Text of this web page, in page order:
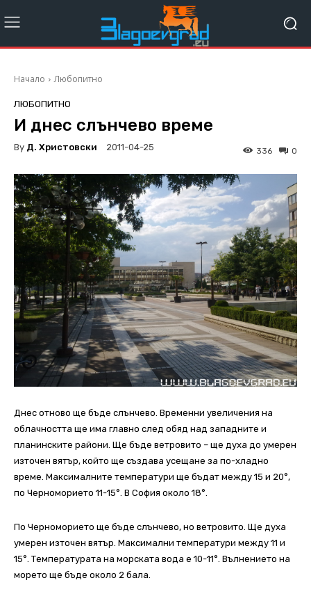
Начало Любопитно
ЛЮБОПИТНО
И днес слънчево време
By Д. Христовски 2011-04-25 0
336
Днес отново ще бъде слънчево. Временни увеличения на
облачността ще има главно след обяд над западните и
планинските райони. Ще бъде ветровито – ще духа до умерен
източен вятър, който ще създава усещане за по-хладно
време. Максималните температури ще бъдат между 15 и 20°,
по Черноморието 11-15°. В София около 18°.
По Черноморието ще бъде слънчево, но ветровито. Ще духа
умерен източен вятър. Максимални температури между 11 и
15°. Температурата на морската вода е 10-11°. Вълнението на
морето ще бъде около 2 бала.